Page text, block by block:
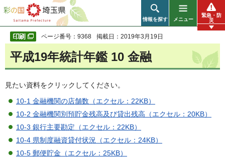
彩の国 埼玉県
情報を探す メニュー
緊急・防
災
ページ番号：9368 掲載日：2019年3月19日
平成19年統計年鑑 10 金融
見たい資料をクリックしてください。
10-1 金融機関の店舗数（エクセル：22KB）
10-2 金融機関別預貯金残高及び貸出残高（エクセル：20KB）
10-3 銀行主要勘定（エクセル：22KB）
10-4 県制度融資貸付状況（エクセル：24KB）
10-5 郵便貯金（エクセル：25KB）